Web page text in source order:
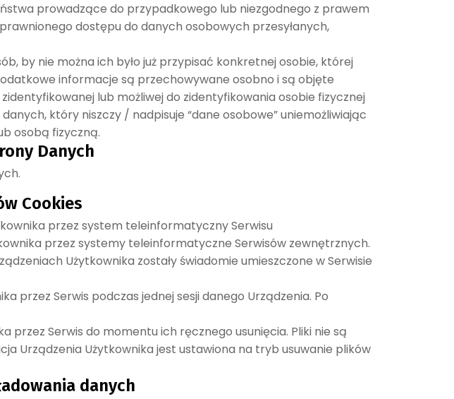
prowadzące do przypadkowego lub niezgodnego z prawem
dostępu do danych osobowych przesyłanych,
by nie można ich było już przypisać konkretnej osobie, której
informacje są przechowywane osobno i są objęte
lub możliwej do zidentyfikowania osobie fizycznej
który niszczy / nadpisuje “dane osobowe” uniemożliwiając
osobą fizyczną.
Danych
Cookies
przez system teleinformatyczny Serwisu
przez systemy teleinformatyczne Serwisów zewnętrznych.
Użytkownika zostały świadomie umieszczone w Serwisie
przez Serwis podczas jednej sesji danego Urządzenia. Po
przez Serwis do momentu ich ręcznego usunięcia. Pliki nie są
Urządzenia Użytkownika jest ustawiona na tryb usuwanie plików
danych